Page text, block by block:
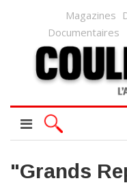
Magazines
Documentaires
"Grands